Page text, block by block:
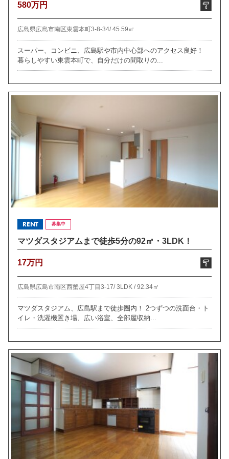
580万円
広島県広島市南区東雲本町3-8-34/45.59㎡
スーパー、コンビニ、広島駅や市内中心部へのアクセス良好！
暮らしやすい東雲本町で、自分だけの間取りの...
RENT 募集中
マツダスタジアムまで徒歩5分の92㎡・3LDK！
17万円
広島県広島市南区西蟹屋4丁目3-17/3LDK /92.34㎡
マツダスタジアム、広島駅まで徒歩圏内！ 2つずつの洗面台・ト
イレ・洗濯機置き場、広い浴室、全部屋収納...